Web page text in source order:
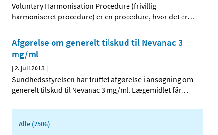
Voluntary Harmonisation Procedure (frivillig
harmoniseret procedure) er en procedure, hvor det er…
Afgørelse om generelt tilskud til Nevanac 3
mg/ml
|2. juli 2013 |
Sundhedsstyrelsen har truffet afgørelse i ansøgning om
generelt tilskud til Nevanac 3 mg/ml. Lægemidlet får…
Alle (2506)